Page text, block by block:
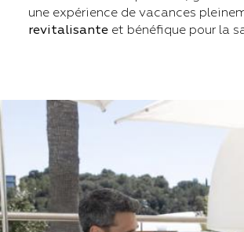
une expérience de vacances
revitalisante et bénéfique pour la